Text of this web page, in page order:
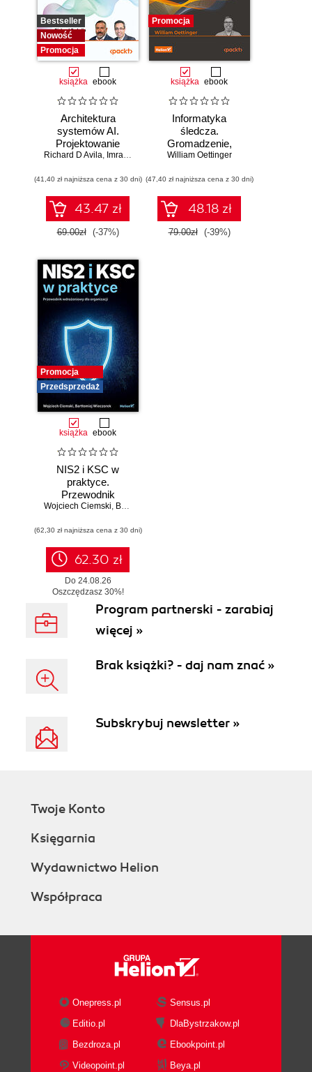
Bestseller
Nowość
Promocja
książka ebook
Architektura
systemów AI.
Projektowanie
skalowalnego i
oprogramowania
Richard D Avila, Imran Ahmad
(41,40 zł najniższa cena z 30 dni)
43.47 zł
69.00zł (-37%)
Promocja
książka ebook
Informatyka
śledcza.
Gromadzenie,
analiza i
dowodów
elektronicznych dla
początkujących.
Wydanie II
William Oettinger
(47,40 zł najniższa cena z 30 dni)
48.18 zł
79.00zł (-39%)
Promocja
Przedsprzedaż
książka ebook
NIS2 i KSC w
praktyce.
Przewodnik
wdrożeniowy dla
Wojciech Ciemski, Bartłomiej Wieczorek
(62,30 zł najniższa cena z 30 dni)
62.30 zł
Do 24.08.26
Oszczędzasz 30%!
W realizacji od 25.08.26 r.Program partnerski - zarabiaj
więcej »
Brak książki? - daj nam znać »
Subskrybuj newsletter »
Twoje Konto
Księgarnia
Wydawnictwo Helion
Współpraca
Onepress.pl
Sensus.pl
Editio.pl
DlaBystrzakow.pl
Bezdroza.pl
Ebookpoint.pl
Videopoint.pl
Beya.pl